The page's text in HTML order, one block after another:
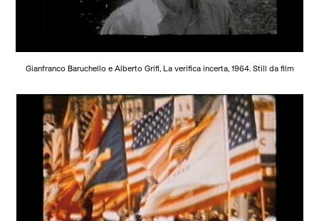
Gianfranco Baruchello e Alberto Grifi, La verifica incerta, 1964. Still da film